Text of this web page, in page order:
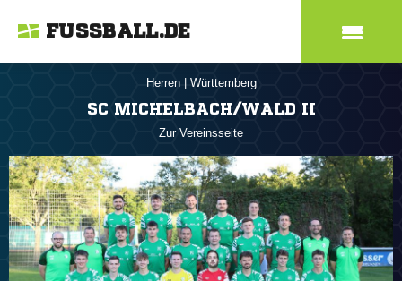
FUSSBALL.DE
Herren Württemberg
SC MICHELBACH/WALD II
Zur Vereinsseite